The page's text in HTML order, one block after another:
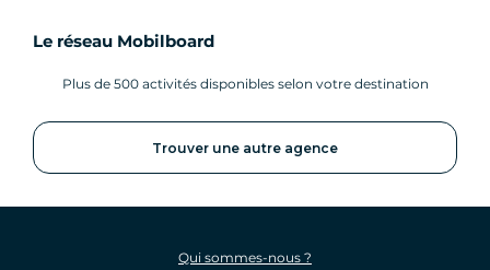
Le réseau Mobilboard
Plus de 500 activités disponibles selon votre destination
Trouver une autre agence
Qui sommes-nous ?